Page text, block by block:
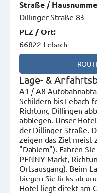
Straße /
Dillinger Straße 83
PLZ /Ort:
66822 Lebach
Lage- &
A1 / A8
Schildern bis Lebach
Richtung Dillingen
abbiegen. Unser
der Dillinger Straße.
zeigen das Ziel meist
"Dahlem"). Fahren
PENNY-Markt,
Ortsausgang). Beim
biegen Sie links ab
Hotel liegt direkt am